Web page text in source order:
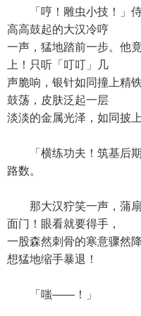
「哼！雕虫小技！」侍
高高鼓起的大汉冷哼
一声，猛地踏前一步。他
上！只听「叮叮」几
声脆响，银针如同撞上精
鼓荡，皮肤泛起一层
淡淡的金属光泽，如同披
「横练功夫！筑基后期
路数。
那大汉狞笑一声，蒲扇
面门！眼看就要得手，
一股森然刺骨的寒意骤然
想猛地缩手暴退！
「嗤——！」